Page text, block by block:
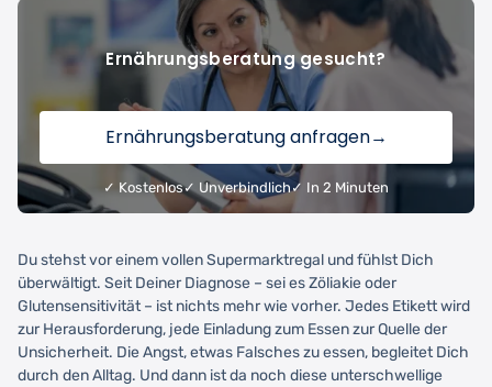
Ernährungsberatung gesucht?
Ernährungsberatung anfragen→
✓ Kostenlos✓ Unverbindlich✓ In 2 Minuten
Du stehst vor einem vollen Supermarktregal und fühlst Dich
überwältigt. Seit Deiner Diagnose – sei es Zöliakie oder
Glutensensitivität – ist nichts mehr wie vorher. Jedes Etikett wird
zur Herausforderung, jede Einladung zum Essen zur Quelle der
Unsicherheit. Die Angst, etwas Falsches zu essen, begleitet Dich
durch den Alltag. Und dann ist da noch diese unterschwellige